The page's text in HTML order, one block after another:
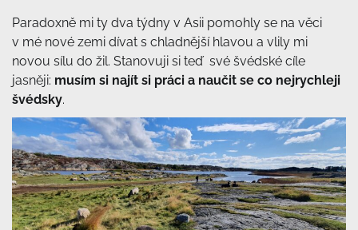
Paradoxně mi ty dva týdny v Asii pomohly se na věci
v mé nové zemi dívat s chladnější hlavou a vlily mi
novou sílu do žil. Stanovuji si teď své švédské cíle
jasněji: musím si najít si práci a naučit se co nejrychleji
švédsky.